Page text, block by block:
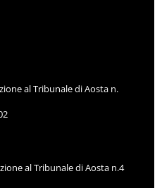
al Tribunale di Aosta n.
al Tribunale di Aosta n.4